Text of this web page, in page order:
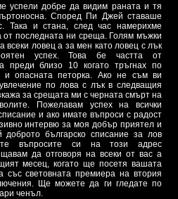
успели добре да видим раната и тя
Според Пи Джей ставаше
Така и стана, след час намерихме
от последната ни среща. Голям мъжки
всеки ловец а за мен като ловец с лък
успех. Това бе частта от
преди близо 10 когато тръгнах по
и опасната петорка. Ако не съм ви
по лова с лък в следващия
за срещата ми с черната смърт на
Пожелавам успех на всички
и ако имате въпроси с радост
интервю за моя добър приятел и
българско списание за лов
въпросите си на този адрес
да отговоря на всеки от вас а
месец, когато ще посетя вашата
със световната премиера на втория
Ще можете да ги гледате по
ченъл.